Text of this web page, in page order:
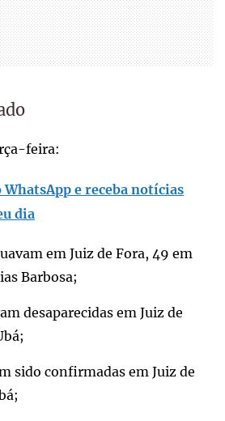
feira:
WhatsApp e receba notícias
dia
em Juiz de Fora, 49 em
Barbosa;
desaparecidas em Juiz de
sido confirmadas em Juiz de